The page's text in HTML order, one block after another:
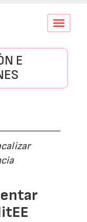
Conmutar
E